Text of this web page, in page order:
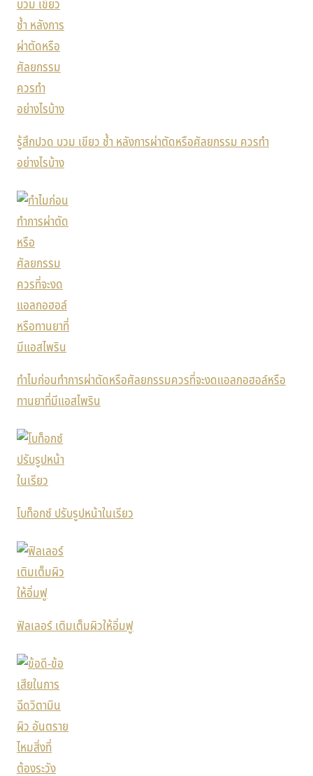
รู้สึกปวด บวม เขียว ช้ำ หลังการผ่าตัดหรือศัลยกรรม ควรทำ
อย่างไรบ้าง
ทำไมก่อนทำการผ่าตัดหรือศัลยกรรมควรที่จะงดแอลกอฮอล์หรือ
ทานยาที่มีแอสไพริน
โบท็อกซ์ ปรับรูปหน้าในเรียว
ฟิลเลอร์ เติมเต็มผิวให้อิ่มฟู